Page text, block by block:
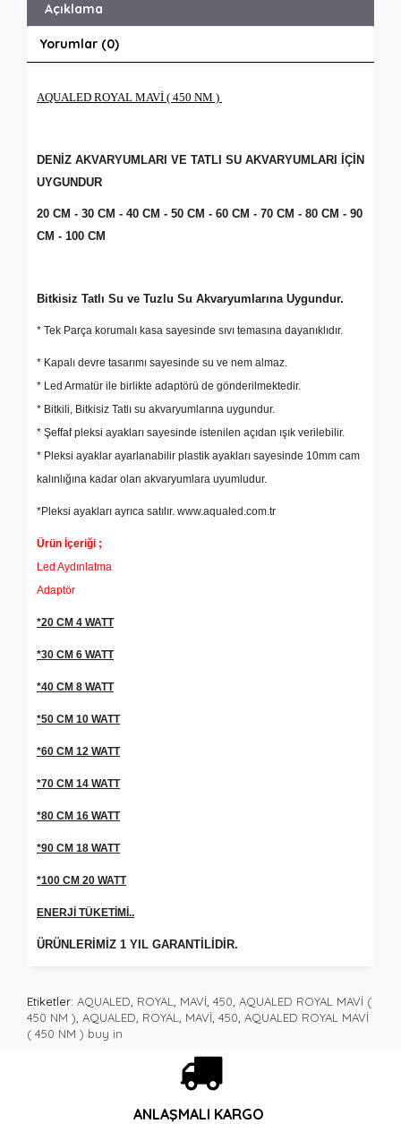
Açıklama
Yorumlar (0)
AQUALED ROYAL MAVİ ( 450 NM )
DENİZ AKVARYUMLARI VE TATLI SU AKVARYUMLARI İÇİN
UYGUNDUR
20 CM - 30 CM - 40 CM - 50 CM - 60 CM - 70 CM - 80 CM - 90
CM - 100 CM
Bitkisiz Tatlı Su ve Tuzlu Su Akvaryumlarına Uygundur.
* Tek Parça korumalı kasa sayesinde sıvı temasına dayanıklıdır.
* Kapalı devre tasarımı sayesinde su ve nem almaz.
* Led Armatür ile birlikte adaptörü de gönderilmektedir.
* Bitkili, Bitkisiz Tatlı su akvaryumlarına uygundur.
* Şeffaf pleksi ayakları sayesinde istenilen açıdan ışık verilebilir.
* Pleksi ayaklar ayarlanabilir plastik ayakları sayesinde 10mm cam
kalınlığına kadar olan akvaryumlara uyumludur.
*Pleksi ayakları ayrıca satılır. www.aqualed.com.tr
Ürün İçeriği ;
Led Aydınlatma
Adaptör
*20 CM 4 WATT
*30 CM 6 WATT
*40 CM 8 WATT
*50 CM 10 WATT
*60 CM 12 WATT
*70 CM 14 WATT
*80 CM 16 WATT
*90 CM 18 WATT
*100 CM 20 WATT
ENERJİ TÜKETİMİ..
ÜRÜNLERİMİZ 1 YIL GARANTİLİDİR.
Etiketler: AQUALED ROYAL MAVİ 450 AQUALED ROYAL MAVİ (
450 NM ) AQUALED ROYAL MAVİ 450 AQUALED ROYAL MAVİ
( 450 NM ) buy in
ANLAŞMALI KARGO